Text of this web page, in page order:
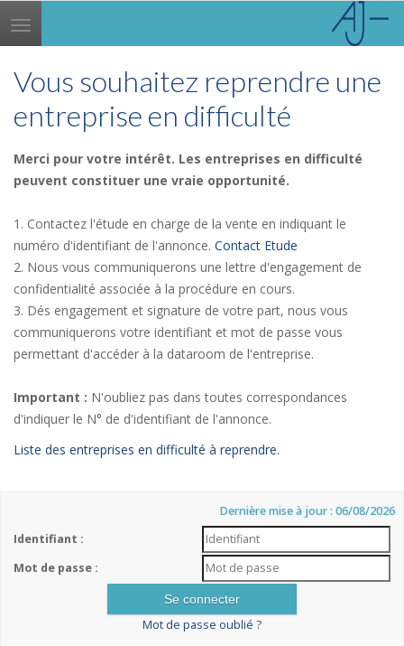
Toggle
navigation
Vous souhaitez reprendre une
entreprise en difficulté
Merci pour votre intérêt. Les entreprises en difficulté
peuvent constituer une vraie opportunité.
1. Contactez l'étude en charge de la vente en indiquant le
numéro d'identifiant de l'annonce. Contact Etude
2. Nous vous communiquerons une lettre d'engagement de
confidentialité associée à la procédure en cours.
3. Dés engagement et signature de votre part, nous vous
communiquerons votre identifiant et mot de passe vous
permettant d'accéder à la dataroom de l'entreprise.
Important : N'oubliez pas dans toutes correspondances
d'indiquer le N° de d'identifiant de l'annonce.
Liste des entreprises en difficulté à reprendre.
Dernière mise à jour : 06/08/2026
Identifiant :
Mot de passe :
Mot de passe oublié ?